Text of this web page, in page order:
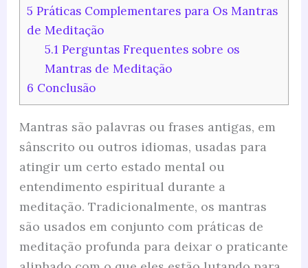
5 Práticas Complementares para Os Mantras
de Meditação
5.1Perguntas Frequentes sobre os
Mantras de Meditação
6 Conclusão
Mantras são palavras ou frases antigas, em
sânscrito ou outros idiomas, usadas para
atingir um certo estado mental ou
entendimento espiritual durante a
meditação. Tradicionalmente, os mantras
são usados ​​em conjunto com práticas de
meditação profunda para deixar o praticante